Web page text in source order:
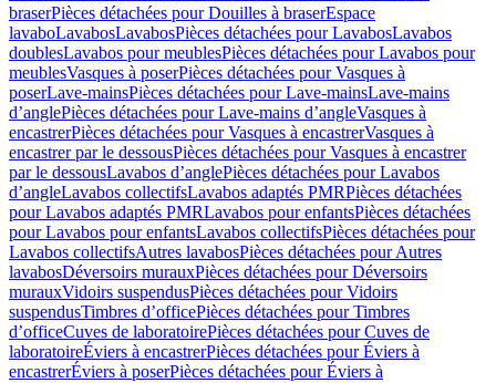
braserPièces détachées pour Douilles à braserEspace
lavaboLavabosLavabosPièces détachées pour LavabosLavabos
doublesLavabos pour meublesPièces détachées pour Lavabos pour
meublesVasques à poserPièces détachées pour Vasques à
poserLave-mainsPièces détachées pour Lave-mainsLave-mains
d’anglePièces détachées pour Lave-mains d’angleVasques à
encastrerPièces détachées pour Vasques à encastrerVasques à
encastrer par le dessousPièces détachées pour Vasques à encastrer
par le dessousLavabos d’anglePièces détachées pour Lavabos
d’angleLavabos collectifsLavabos adaptés PMRPièces détachées
pour Lavabos adaptés PMRLavabos pour enfantsPièces détachées
pour Lavabos pour enfantsLavabos collectifsPièces détachées pour
Lavabos collectifsAutres lavabosPièces détachées pour Autres
lavabosDéversoirs murauxPièces détachées pour Déversoirs
murauxVidoirs suspendusPièces détachées pour Vidoirs
suspendusTimbres dʼofficePièces détachées pour Timbres
dʼofficeCuves de laboratoirePièces détachées pour Cuves de
laboratoireÉviers à encastrerPièces détachées pour Éviers à
encastrerÉviers à poserPièces détachées pour Éviers à